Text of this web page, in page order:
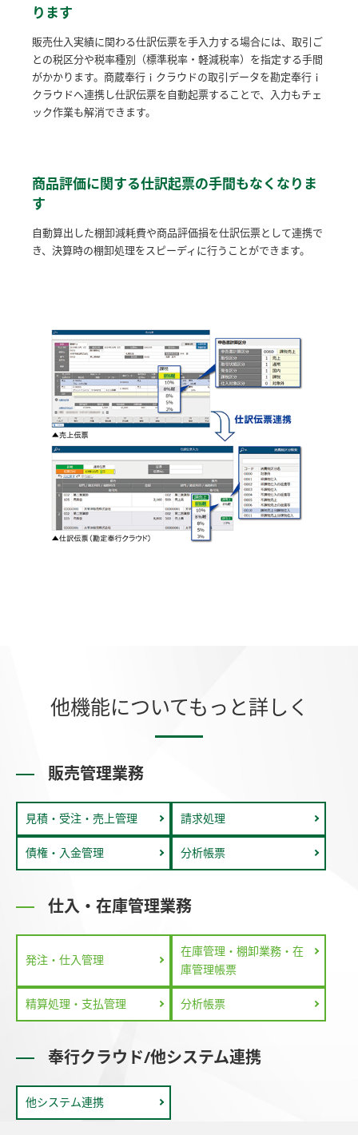
ります
販売仕入実績に関わる仕訳伝票を手入力する場合には、取引ご
との税区分や税率種別（標準税率・軽減税率）を指定する手間
がかかります。商蔵奉行ｉクラウドの取引データを勘定奉行ｉ
クラウドへ連携し仕訳伝票を自動起票することで、入力もチェ
ック作業も解消できます。
商品評価に関する仕訳起票の手間もなくなりま
す
自動算出した棚卸減耗費や商品評価損を仕訳伝票として連携で
き、決算時の棚卸処理をスピーディに行うことができます。
他機能についてもっと詳しく
販売管理業務
見積・受注・売上管理 請求処理
債権・入金管理 分析帳票
仕入・在庫管理業務
発注・仕入管理
在庫管理・棚卸業務・在
庫管理帳票
精算処理・支払管理 分析帳票
奉行クラウド/他システム連携
他システム連携